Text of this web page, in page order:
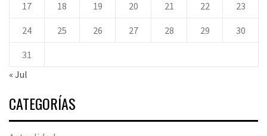
17 18 19 20 21 22 23
24 25 26 27 28 29 30
31
« Jul
CATEGORÍAS